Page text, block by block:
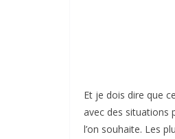
Et je dois dire que
avec des situations
l’on souhaite. Les